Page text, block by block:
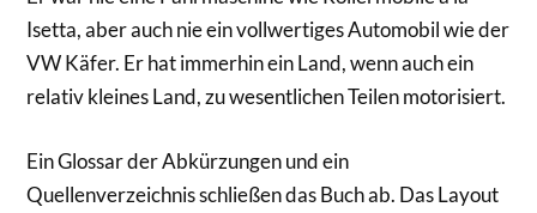
Isetta, aber auch nie ein vollwertiges Automobil wie der
VW Käfer. Er hat immerhin ein Land, wenn auch ein
relativ kleines Land, zu wesentlichen Teilen motorisiert.
Ein Glossar der Abkürzungen und ein
Quellenverzeichnis schließen das Buch ab. Das Layout